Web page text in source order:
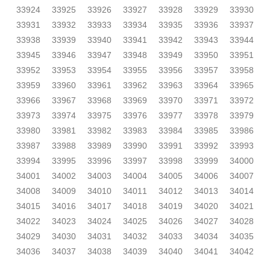
33924
33925 33926 33927 33928 33929
33930
33931
33932 33933 33934 33935 33936
33937
33938
33939 33940 33941 33942 33943
33944
33945
33946 33947 33948 33949 33950
33951
33952
33953 33954 33955 33956 33957
33958
33959
33960 33961 33962 33963 33964
33965
33966
33967 33968 33969 33970 33971
33972
33973
33974 33975 33976 33977 33978
33979
33980
33981 33982 33983 33984 33985
33986
33987
33988 33989 33990 33991 33992
33993
33994
33995 33996 33997 33998 33999
34000
34001
34002 34003 34004 34005 34006
34007
34008
34009 34010 34011 34012 34013
34014
34015
34016 34017 34018 34019 34020
34021
34022
34023 34024 34025 34026 34027
34028
34029
34030 34031 34032 34033 34034
34035
34036
34037 34038 34039 34040 34041
34042